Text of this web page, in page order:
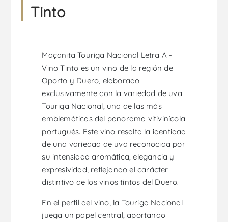
Tinto
Maçanita Touriga Nacional Letra A -
Vino Tinto es un vino de la región de
Oporto y Duero, elaborado
exclusivamente con la variedad de uva
Touriga Nacional, una de las más
emblemáticas del panorama vitivinícola
portugués. Este vino resalta la identidad
de una variedad de uva reconocida por
su intensidad aromática, elegancia y
expresividad, reflejando el carácter
distintivo de los vinos tintos del Duero.
En el perfil del vino, la Touriga Nacional
juega un papel central, aportando